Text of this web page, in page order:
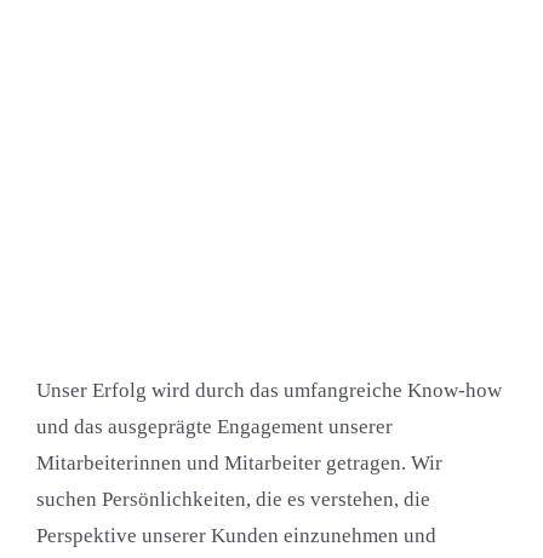
Unser Erfolg wird durch das umfangreiche Know-how
und das ausgeprägte Engagement unserer
Mitarbeiterinnen und Mitarbeiter getragen. Wir
suchen Persönlichkeiten, die es verstehen, die
Perspektive unserer Kunden einzunehmen und